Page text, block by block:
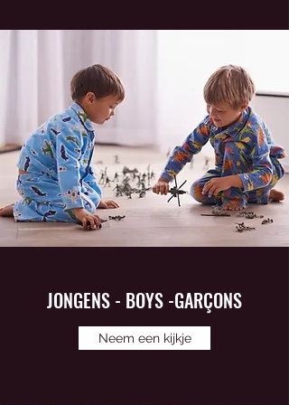
JONGENS - BOYS -GARÇONS
Neem een kijkje